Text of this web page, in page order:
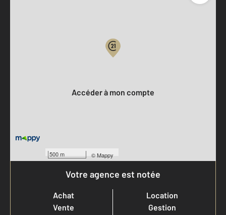
500 m ©Mappy
Accéder à mon compte
Votre agence est notée
Achat
Vente
Location
Gestion